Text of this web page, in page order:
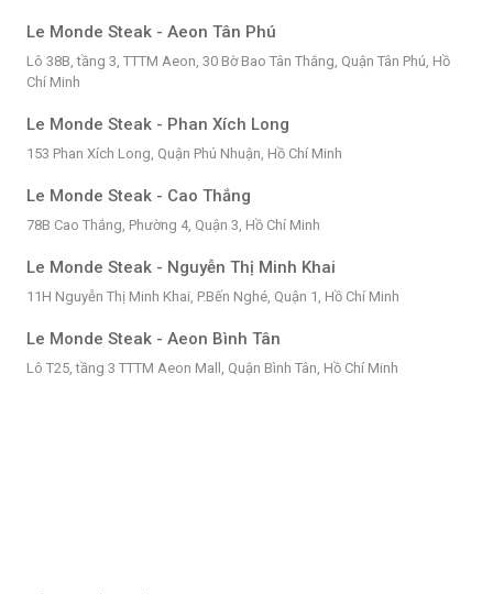
Le Monde Steak - Aeon Tân Phú
Lô 38B, tầng 3, TTTM Aeon, 30 Bờ Bao Tân Thắng, Quận Tân Phú, Hồ
Chí Minh
Le Monde Steak - Phan Xích Long
153 Phan Xích Long, Quận Phú Nhuận, Hồ Chí Minh
Le Monde Steak - Cao Thắng
78B Cao Thắng, Phường 4, Quận 3, Hồ Chí Minh
Le Monde Steak - Nguyễn Thị Minh Khai
11H Nguyễn Thị Minh Khai, P.Bến Nghé, Quận 1, Hồ Chí Minh
Le Monde Steak - Aeon Bình Tân
Lô T25, tầng 3 TTTM Aeon Mall, Quận Bình Tân, Hồ Chí Minh